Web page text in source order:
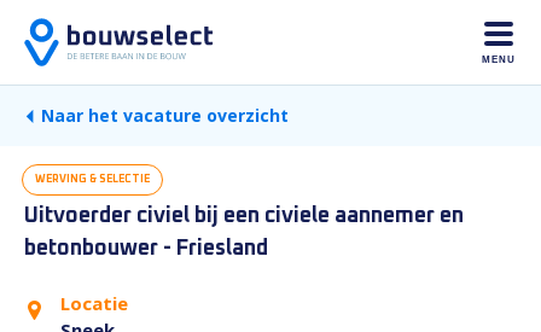
MENU
Naar het vacature overzicht
Uitvoerder civiel bij een civiele aannemer en
betonbouwer - Friesland
WERVING & SELECTIE
Locatie